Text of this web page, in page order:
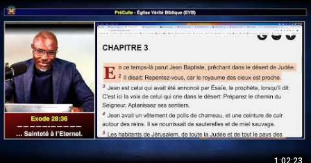
1:02:23